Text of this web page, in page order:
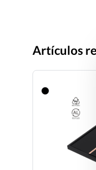
Artículos